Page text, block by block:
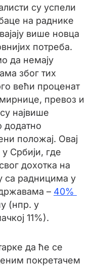
су успели
на раднике
више новца
потреба.
да немају
због тих
већи проценат
превоз и
највише
додатно
положај. Овај
у Србији, где
дохотка на
са радницима у
– 40%
(нпр. у
11%).
да ће се
покретачем